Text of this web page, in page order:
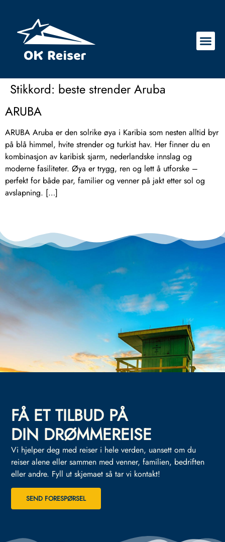
Stikkord: beste strender Aruba
ARUBA
ARUBA Aruba er den solrike øya i Karibia som nesten alltid byr
på blå himmel, hvite strender og turkist hav. Her finner du en
kombinasjon av karibisk sjarm, nederlandske innslag og
moderne fasiliteter. Øya er trygg, ren og lett å utforske –
perfekt for både par, familier og venner på jakt etter sol og
avslapning. […]
FÅ ET TILBUD PÅ
DIN DRØMMEREISE
Vi hjelper deg med reiser i hele verden, uansett om du
reiser alene eller sammen med venner, familien, bedriften
eller andre. Fyll ut skjemaet så tar vi kontakt!
SEND FORESPØRSEL